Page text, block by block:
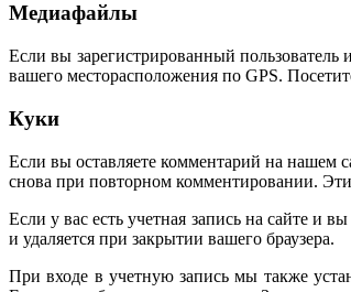
Медиафайлы
Если вы зарегистрированный пользователь
вашего месторасположения по GPS.
Куки
Если вы оставляете комментарий на нашем
снова при повторном комментировании.
Если у вас есть учетная запись на сайте
и удаляется при закрытии вашего браузера.
При входе в учетную запись мы также